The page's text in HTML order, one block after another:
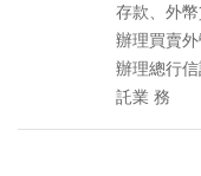
存款、外
辦理買賣
辦理總行
託業 務